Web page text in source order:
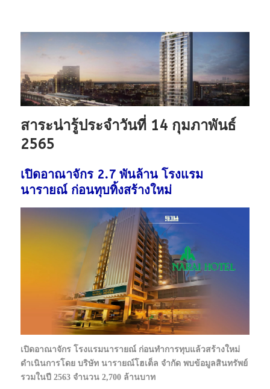
สาระน่ารู้ประจำวันที่ 14 กุมภาพันธ์
2565
เปิดอาณาจักร 2.7 พันล้าน โรงแรม
นารายณ์ ก่อนทุบทิ้งสร้างใหม่
เปิดอาณาจักร โรงแรมนารายณ์ ก่อนทำการทุบแล้วสร้างใหม่
ดำเนินการโดย บริษัท นารายณ์โฮเต็ล จำกัด พบข้อมูลสินทรัพย์
รวมในปี 2563 จำนวน 2,700 ล้านบาท